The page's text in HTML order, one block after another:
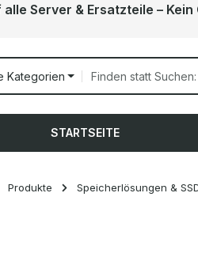
alle Server & Ersatzteile –
Kategorien
STARTSEITE
Produkte Speicherlösungen &